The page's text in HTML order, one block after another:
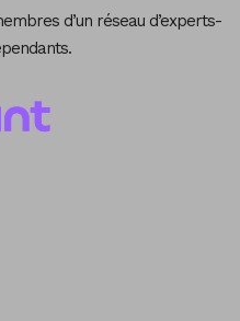
d’un réseau d’experts-